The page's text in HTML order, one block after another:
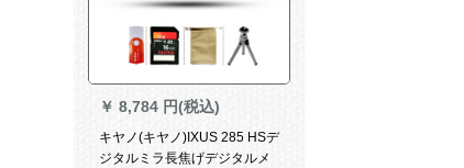
￥ 8,784 円(税込)
キヤノ(キヤノ)IXUS 285 HSデ
ジタルミラ長焦げデジタルメ